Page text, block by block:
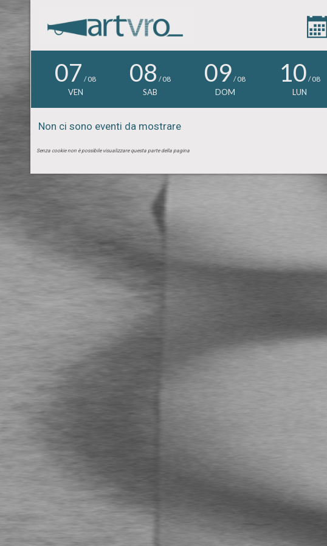

07 / 08
VEN
08 / 08
SAB
09 / 08
DOM
10 / 08
LUN
Non ci sono eventi da mostrare
Senza cookie non è possibile visualizzare questa parte della pagina